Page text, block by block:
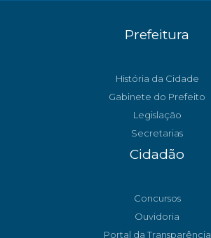
Prefeitura
História da Cidade
Gabinete do Prefeito
Legislação
Secretarias
Cidadão
Concursos
Ouvidoria
Portal da Transparência